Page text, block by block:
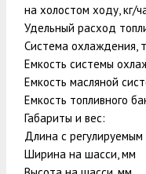
на холостом ходу, кг/
Удельный расход
Система охлаждения,
Емкость системы
Емкость масляной
Емкость топливного
Габариты и вес:
Длина с
Ширина на шасси, мм